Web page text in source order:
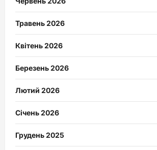
Травень 2026
Квітень 2026
Березень 2026
Лютий 2026
Січень 2026
Грудень 2025